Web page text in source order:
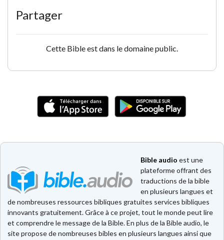
Partager
Cette Bible est dans le domaine public.
Bible audio est une
plateforme offrant des
traductions de la bible
en plusieurs langues et
de nombreuses ressources bibliques gratuites services bibliques
innovants gratuitement. Grâce à ce projet, tout le monde peut lire
et comprendre le message de la Bible. En plus de la Bible audio, le
site propose de nombreuses bibles en plusieurs langues ainsi que